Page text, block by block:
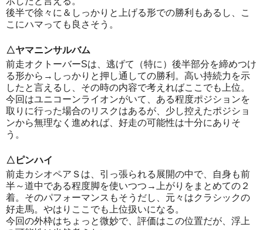
後半で徐々に＆しっかりと上げる形での勝利もあるし、こ
こにハマっても良さそう。
△ヤマニンサルバム
前走オクトーバーSは、逃げて（特に）後半部分を締めつけ
る形から→しっかりと押し通しての勝利。高い持続力を示
したと言えるし、その時の内容で考えればここでも上位。
今回はユニコーンライオンがいて、ある程度ポジションを
取りに行った場合のリスクはあるが、少し控えたポジショ
ンから無理なく進めれば、好走の可能性は十分にありそ
う。
△ピンハイ
前走カシオペアＳは、引っ張られる展開の中で、自身も前
半～道中である程度脚を使いつつ→上がりをまとめての２
着。そのパフォーマンスもそうだし、元々はクラシックの
好走馬。やはりここでも上位扱いになる。
今回の外枠はちょっと微妙で、評価はこの位置だが、浮上